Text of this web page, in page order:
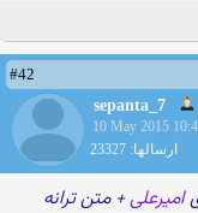
#42
sepanta_7
10 May 2015
ارسالها: 23327
امیرعلی+ متن ترانه